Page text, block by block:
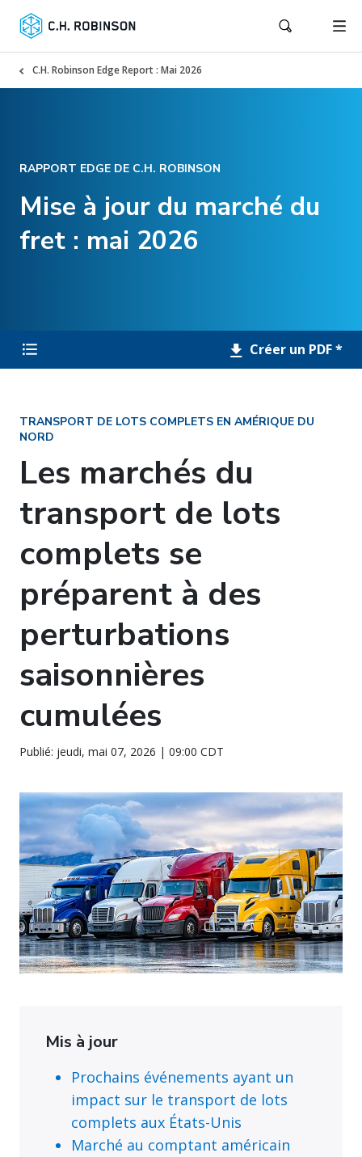
C.H. Robinson Edge Report : Mai 2026
RAPPORT EDGE DE C.H. ROBINSON
Mise à jour du marché du
fret : mai 2026
Créer un PDF *
TRANSPORT DE LOTS COMPLETS EN AMÉRIQUE DU
NORD
Les marchés du
transport de lots
complets se
préparent à des
perturbations
saisonnières
cumulées
Publié: jeudi, mai 07, 2026 | 09:00 CDT
Mis à jour
Prochains événements ayant un
impact sur le transport de lots
complets aux États-Unis
Marché au comptant américain